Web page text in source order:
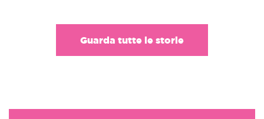
Guarda tutte le storie